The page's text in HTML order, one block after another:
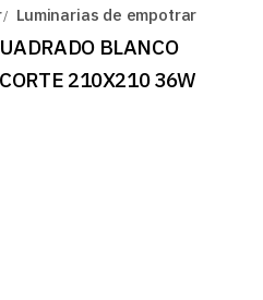
Luminarias de empotrar
BLANCO
210X210 36W